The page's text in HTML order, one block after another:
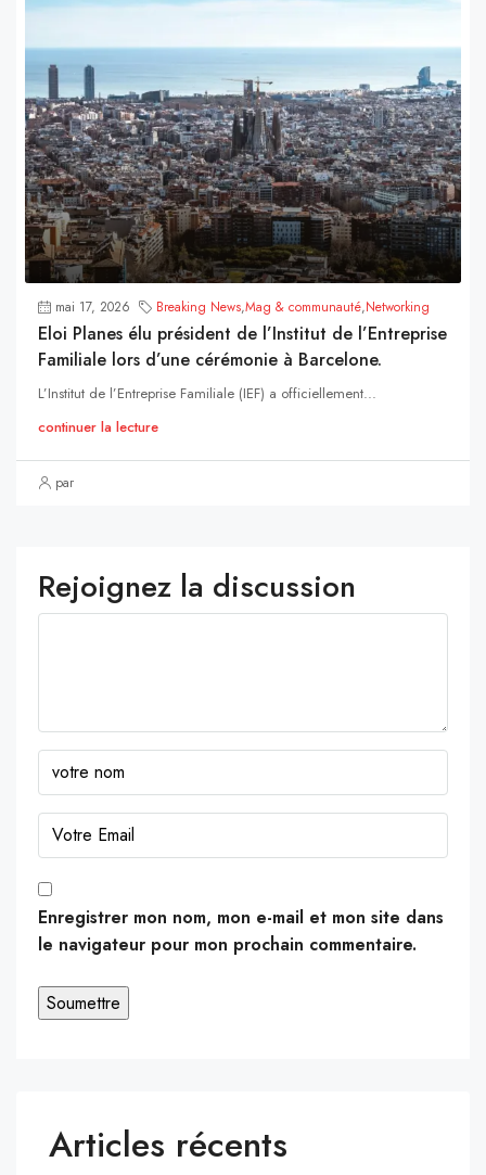
mai 17, 2026 Breaking News,Mag & communauté,Networking
Eloi Planes élu président de l’Institut de l’Entreprise
Familiale lors d’une cérémonie à Barcelone.
L’Institut de l’Entreprise Familiale (IEF) a officiellement...
continuer la lecture
par
Rejoignez la discussion
Enregistrer mon nom, mon e-mail et mon site dans
le navigateur pour mon prochain commentaire.
Articles récents